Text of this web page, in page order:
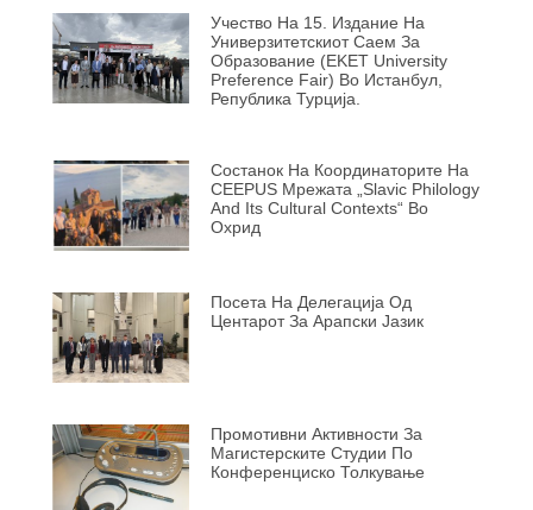
Учество На 15. Издание На
Универзитетскиот Саем За
Образование (EKET University
Preference Fair) Во Истанбул,
Република Турција.
Состанок На Координаторите На
CEEPUS Мрежата „Slavic Philology
And Its Cultural Contexts“ Во
Охрид
Посета На Делегација Од
Центарот За Арапски Јазик
Промотивни Активности За
Магистерските Студии По
Конференциско Толкување